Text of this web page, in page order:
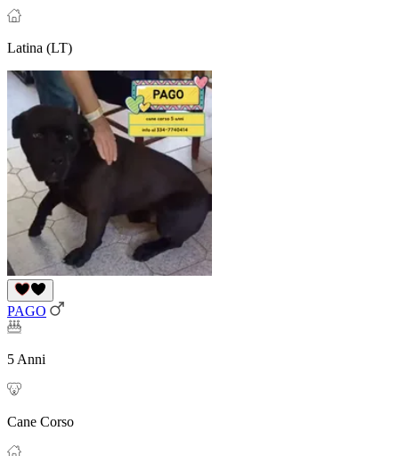
Latina (LT)
PAGO
5 Anni
Cane Corso